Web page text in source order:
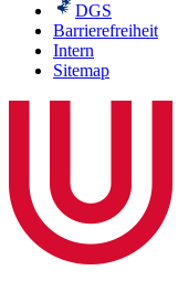
DGS
Barrierefreiheit
Intern
Sitemap